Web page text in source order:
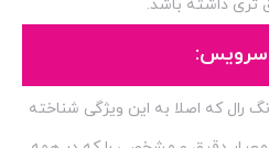
تری داشته باشد.
سرویس:
که اصلا به این ویژگی شناخته